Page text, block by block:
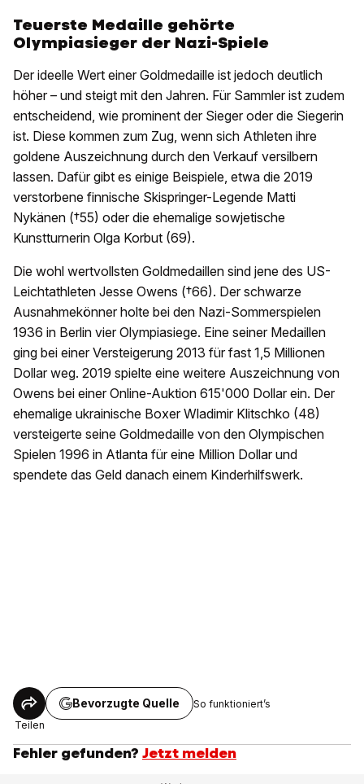
Teuerste Medaille gehörte
Olympiasieger der Nazi-Spiele
Der ideelle Wert einer Goldmedaille ist jedoch deutlich
höher – und steigt mit den Jahren. Für Sammler ist zudem
entscheidend, wie prominent der Sieger oder die Siegerin
ist. Diese kommen zum Zug, wenn sich Athleten ihre
goldene Auszeichnung durch den Verkauf versilbern
lassen. Dafür gibt es einige Beispiele, etwa die 2019
verstorbene finnische Skispringer-Legende Matti
Nykänen (†55) oder die ehemalige sowjetische
Kunstturnerin Olga Korbut (69).
Die wohl wertvollsten Goldmedaillen sind jene des US-
Leichtathleten Jesse Owens (†66). Der schwarze
Ausnahmekönner holte bei den Nazi-Sommerspielen
1936 in Berlin vier Olympiasiege. Eine seiner Medaillen
ging bei einer Versteigerung 2013 für fast 1,5 Millionen
Dollar weg. 2019 spielte eine weitere Auszeichnung von
Owens bei einer Online-Auktion 615'000 Dollar ein. Der
ehemalige ukrainische Boxer Wladimir Klitschko (48)
versteigerte seine Goldmedaille von den Olympischen
Spielen 1996 in Atlanta für eine Million Dollar und
spendete das Geld danach einem Kinderhilfswerk.
Teilen
Bevorzugte Quelle So funktioniert’s
Fehler gefunden? Jetzt melden